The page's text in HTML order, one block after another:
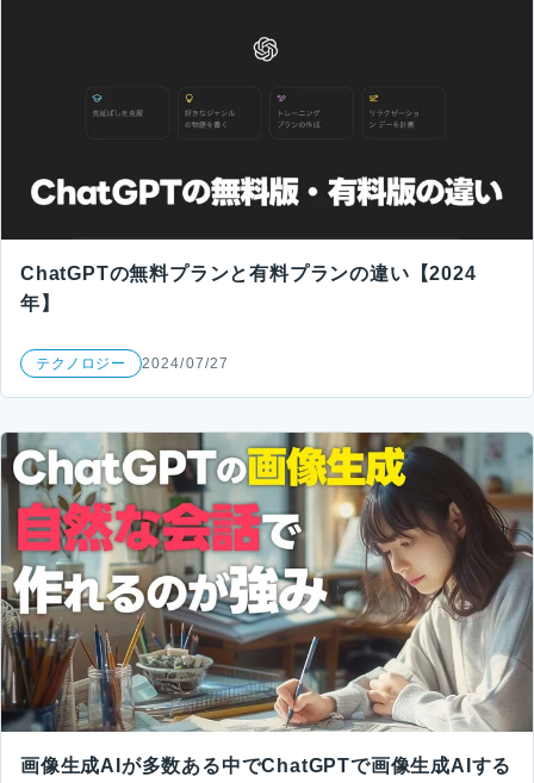
ChatGPTの無料プランと有料プランの違い【2024
年】
テクノロジー 2024/07/27
画像生成AIが多数ある中でChatGPTで画像生成AIする